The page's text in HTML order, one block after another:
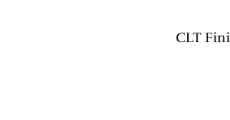
CLT